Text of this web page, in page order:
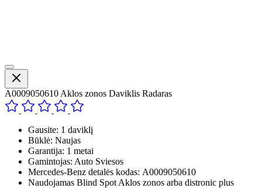
A0009050610 Aklos zonos Daviklis Radaras
Gausite: 1 daviklį
Būklė: Naujas
Garantija: 1 metai
Gamintojas: Auto Sviesos
Mercedes-Benz detalės kodas: A0009050610
Naudojamas Blind Spot Aklos zonos arba distronic plus